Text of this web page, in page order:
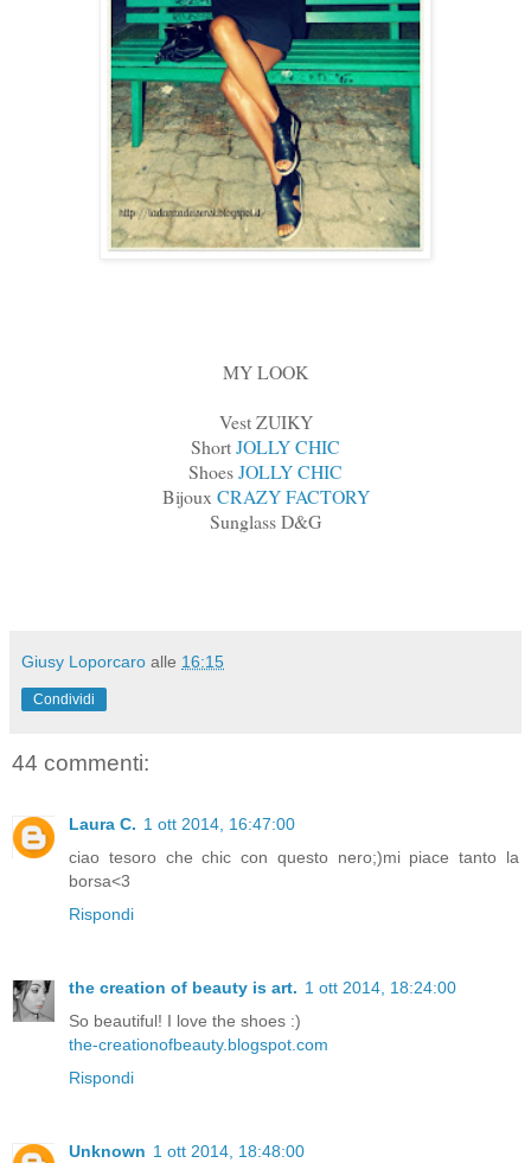
MY LOOK
Vest ZUIKY
ShortJOLLY CHIC
ShoesJOLLY CHIC
Bijoux CRAZY FACTORY
Sunglass D&G
Giusy Loporcaro alle 16:15
Condividi
44 commenti:
Laura C. 1 ott 2014, 16:47:00
ciao tesoro che chic con questo nero;)mi piace tanto la
borsa<3
Rispondi
the creation of beauty is art. 1 ott 2014, 18:24:00
So beautiful! I love the shoes :)
the-creationofbeauty.blogspot.com
Rispondi
Unknown 1 ott 2014, 18:48:00